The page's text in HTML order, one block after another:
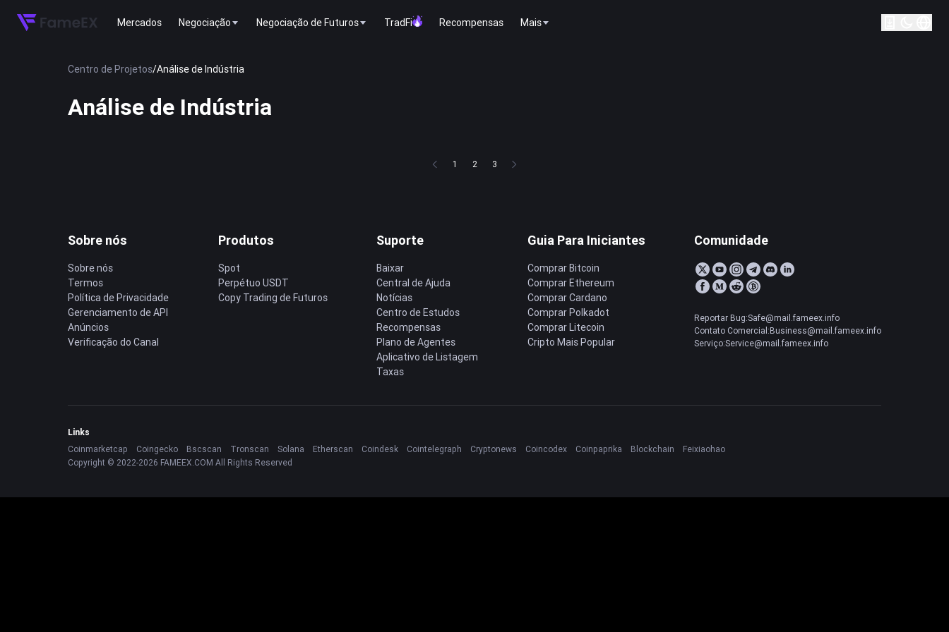
Mercados Negociação Negociação de Futuros TradFi Recompensas Mais
Centro de Projetos/Análise de Indústria
Análise de Indústria
1 2 3
Sobre nós
Sobre nós
Termos
Política de Privacidade
Gerenciamento de API
Anúncios
Verificação do Canal
Produtos
Spot
Perpétuo USDT
Copy Trading de Futuros
Suporte
Baixar
Central de Ajuda
Notícias
Centro de Estudos
Recompensas
Plano de Agentes
Aplicativo de Listagem
Taxas
Guia Para Iniciantes
Comprar Bitcoin
Comprar Ethereum
Comprar Cardano
Comprar Polkadot
Comprar Litecoin
Cripto Mais Popular
Comunidade
Reportar Bug:Safe@mail.fameex.info
Contato Comercial:Business@mail.fameex.info
Serviço:Service@mail.fameex.info
Links
Coinmarketcap
Coingecko Bscscan Tronscan Solana Etherscan Coindesk Cointelegraph Cryptonews Coincodex Coinpaprika Blockchain
Feixiaohao
Copyright © 2022-2026 FAMEEX.COM All Rights Reserved